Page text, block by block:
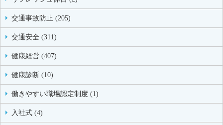
交通事故防止 (205)
交通安全 (311)
健康経営 (407)
健康診断 (10)
働きやすい職場認定制度 (1)
入社式 (4)